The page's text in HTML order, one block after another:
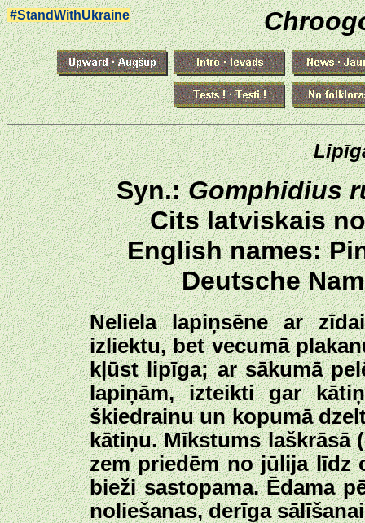
#StandWithUkraine
Syn.:Gomphidius
Cits latviskais
English names:
Deutsche
Neliela lapiņsēne ar
izliektu, bet vecumā
kļūst lipīga; ar sākumā
lapiņām, izteikti gar
škiedrainu un kopumā
kātiņu. Mīkstums laškrāsā
zem priedēm no jūlija līdz
bieži sastopama. Ēdama
noliešanas, derīga